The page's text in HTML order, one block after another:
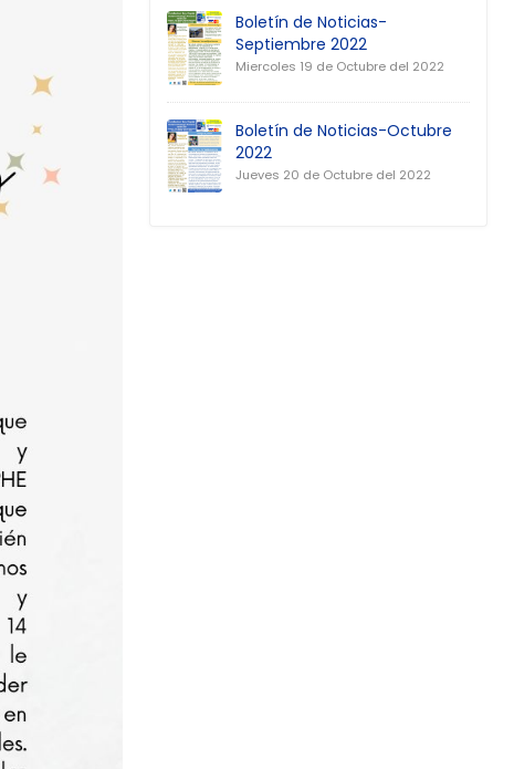
Boletín de Noticias-
Septiembre 2022
Miercoles 19 de Octubre del 2022
Boletín de Noticias-Octubre
2022
Jueves 20 de Octubre del 2022